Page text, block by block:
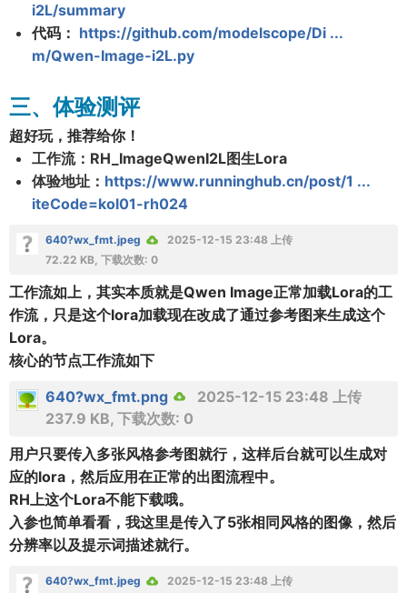
i2L/summary
代码 ： https://github.com/modelscope/Di ...
m/Qwen-Image-i2L.py
三、体验测评
超好玩，推荐给你！
工作流：RH_ImageQwenI2L图生Lora
体验地址： https://www.runninghub.cn/post/1 ...
iteCode=kol01-rh024
640?wx_fmt.jpeg
2025-12-15 23:48 上传
72.22 KB, 下载次数: 0
工作流如上，其实本质就是Qwen Image正常加载Lora的工
作流，只是这个lora加载现在改成了通过参考图来生成这个
Lora。
核心的节点工作流如下
640?wx_fmt.png
2025-12-15 23:48 上传
237.9 KB, 下载次数: 0
用户只要传入多张风格参考图就行，这样后台就可以生成对
应的lora，然后应用在正常的出图流程中。
RH上这个Lora不能下载哦。
入参也简单看看，我这里是传入了5张相同风格的图像，然后
分辨率以及提示词描述就行。
640?wx_fmt.jpeg
2025-12-15 23:48 上传